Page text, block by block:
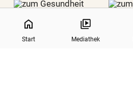
home
Start Mediathek
NaN%